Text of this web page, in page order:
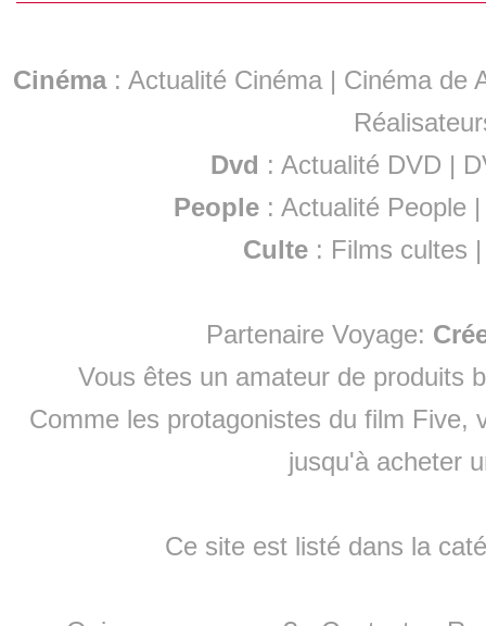
Cinéma: Actualité Cinéma | Cinéma de
Dvd : Actualité DVD |
People :Actualité People
Culte : Films cultes
Partenaire Voyage:
Vous êtes un amateur de produits
Comme les protagonistes du film Five,
jusqu'à acheter
Ce site est listé dans la